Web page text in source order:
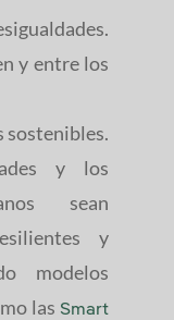
y entre los
sostenibles.
y los
sean
y
modelos
las Smart